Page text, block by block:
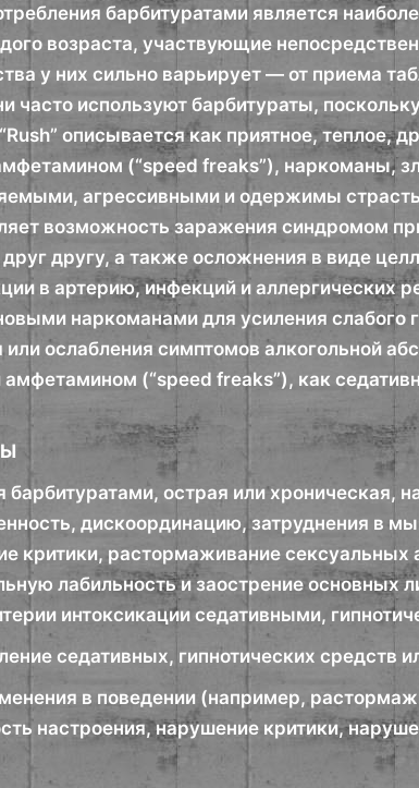
барбитуратами является
возраста, участвующие
у них сильно варьирует — от приема
часто используют барбитураты,
описывается как приятное,
(“speed freaks”), наркоманы,
агрессивными и одержимы
возможность заражения синдромом
другу, а также осложнения в виде
в артерию, инфекций и аллергических
наркоманами для усиления слабого
или ослабления симптомов алкогольной
(“speed freaks”), как
барбитуратами, острая или хроническая,
дискоординацию, затруднения в
критики, растормаживание
лабильность и заострение основных
интоксикации седативными,
седативных, гипнотических средств
в поведении (например,
настроения, нарушение критики,